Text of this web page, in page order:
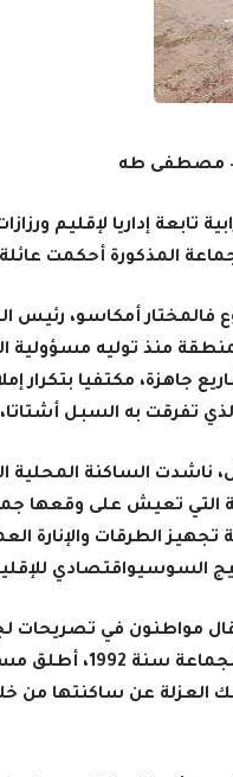
– مصطفى طه
تابعة إداريا لإقليم
فالمختار أمكاسو، رئيس
منذ توليه مسؤولية
جاهزة، مكتفيا
تفرقت به السبل
الساكنة المحلية
التي تعيش على وقعها
الطرقات والإنارة
السوسيواقتصادي
مواطنون في تصريحات
توليه مسؤولية
العزلة عن ساكنتها من